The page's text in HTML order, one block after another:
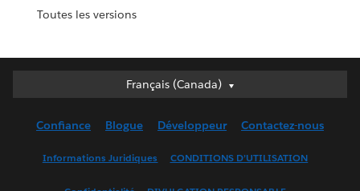
Toutes les versions
Français (Canada)
Français (Canada)
English (UK)
Confiance Blogue Développeur Contactez-nous
Informations Juridiques CONDITIONS D’UTILISATION